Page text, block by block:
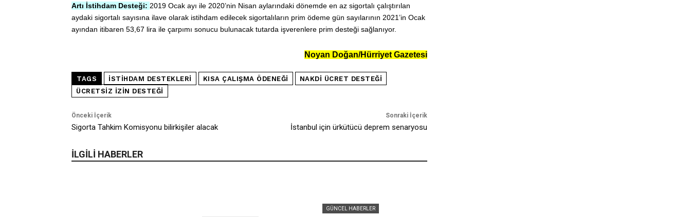
Artı İstihdam Desteği: 2019 Ocak ayı ile 2020’nin Nisan aylarındaki dönemde en az sigortalı çalıştırılan
aydaki sigortalı sayısına ilave olarak istihdam edilecek sigortalıların prim ödeme gün sayılarının 2021’in Ocak
ayından itibaren 53,67 lira ile çarpımı sonucu bulunacak tutarda işverenlere prim desteği sağlanıyor.
Noyan Doğan/Hürriyet Gazetesi
TAGS ISTIHDAM DESTEKLERI KISA ÇALIŞMA ÖDENEĞI
NAKDI ÜCRET DESTEĞI
ÜCRETSIZ IZIN DESTEĞI
Önceki İçerik
Sigorta Tahkim Komisyonu bilirkişiler alacak
Sonraki İçerik
İstanbul için ürkütücü deprem senaryosu
İLGİLİ HABERLER
GÜNCEL HABERLER